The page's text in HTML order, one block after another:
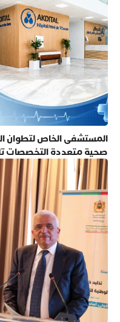
المستشفى الخاص لتطوان
صحية متعددة التخصصات